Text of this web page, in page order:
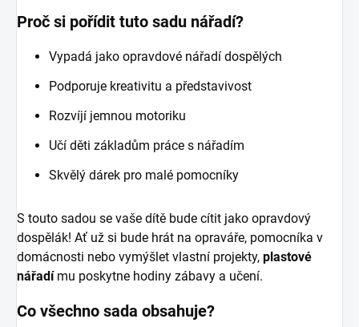
Proč si pořídit tuto sadu nářadí?
Vypadá jako opravdové nářadí dospělých
Podporuje kreativitu a představivost
Rozvíjí jemnou motoriku
Učí děti základům práce s nářadím
Skvělý dárek pro malé pomocníky
S touto sadou se vaše dítě bude cítit jako opravdový
dospělák! Ať už si bude hrát na opraváře, pomocníka v
domácnosti nebo vymýšlet vlastní projekty, plastové
nářadímu poskytne hodiny zábavy a učení.
Co všechno sada obsahuje?